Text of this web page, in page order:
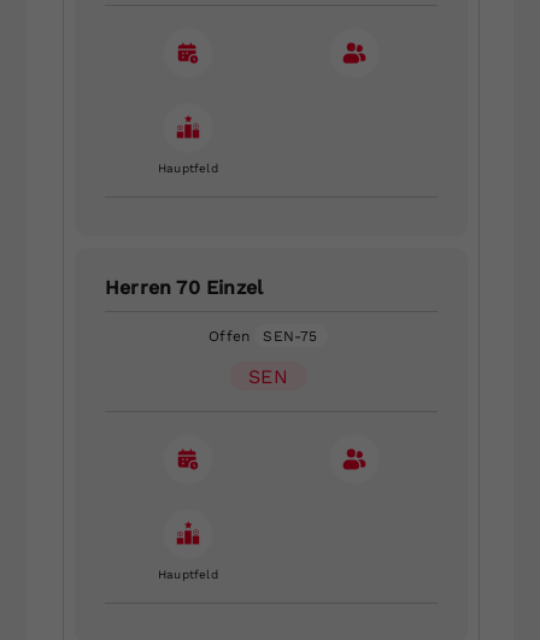
Hauptfeld
Herren 70 Einzel
Offen SEN-75
SEN
Hauptfeld